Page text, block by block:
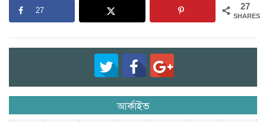
27
SHARES
27
আর্কাইভ